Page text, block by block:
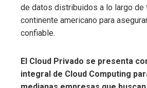
de datos distribuidos a lo largo de
continente americano para
confiable.
El Cloud Privado se presenta
integral de Cloud Computing